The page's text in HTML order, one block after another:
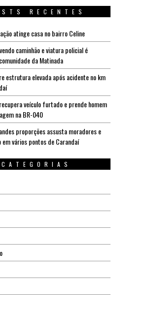
RECENTES
atinge casa no bairro Celine
caminhão e viatura policial é
da Matinada
estrutura elevada após acidente no km
veículo furtado e prende homem
na BR-040
proporções assusta moradores e
em vários pontos de Carandaí
CATEGORIAS